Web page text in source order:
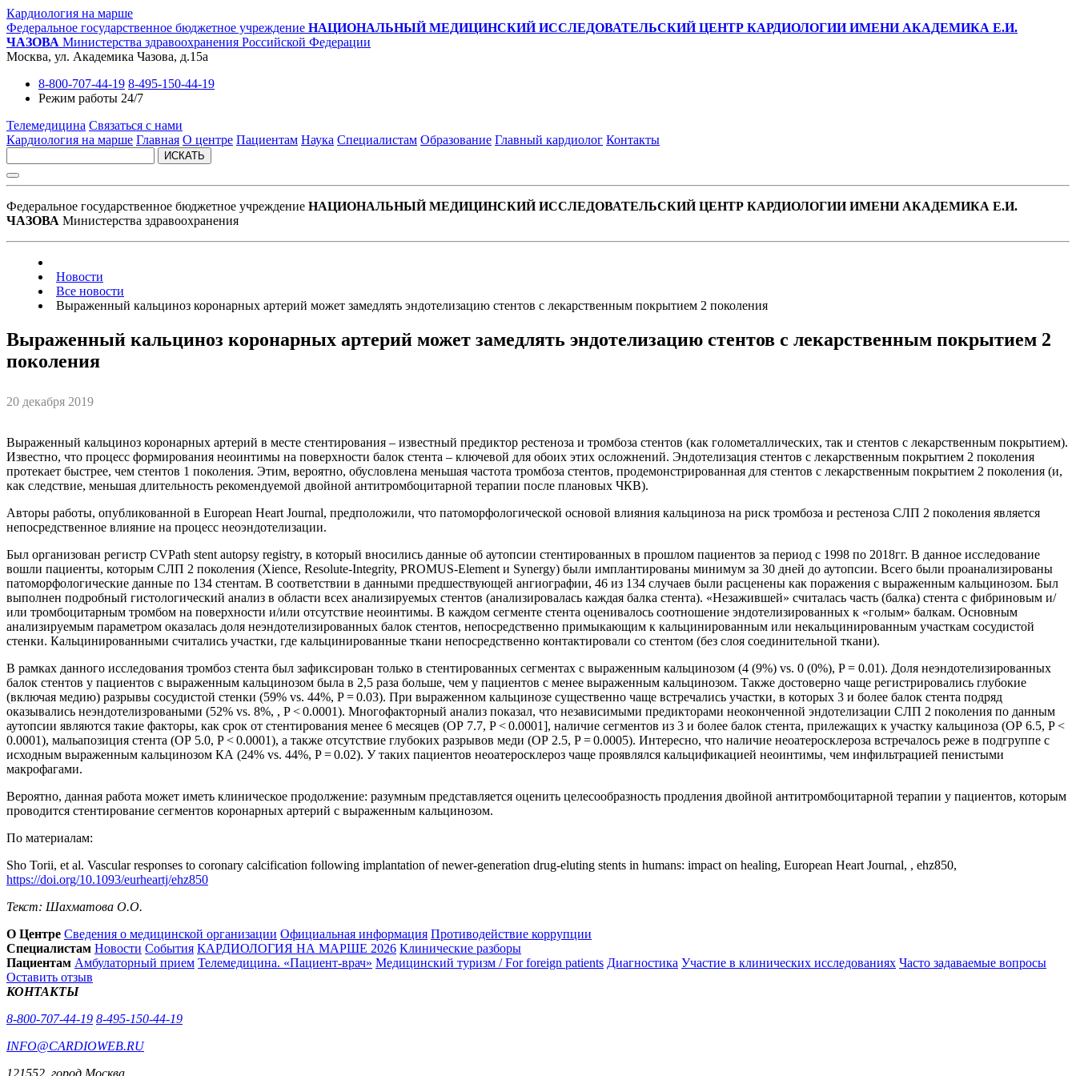
Кардиология на марше
Федеральное государственное бюджетное учреждение НАЦИОНАЛЬНЫЙ МЕДИЦИНСКИЙ ИССЛЕДОВАТЕЛЬСКИЙ ЦЕНТР КАРДИОЛОГИИ ИМЕНИ АКАДЕМИКА Е.И.
ЧАЗОВА Министерства здравоохранения Российской Федерации
Москва, ул. Академика Чазова, д.15а
8-800-707-44-19 8-495-150-44-19
Режим работы 24/7
Телемедицина Связаться с нами
Кардиология на марше Главная О центре Пациентам Наука Специалистам Образование Главный кардиолог Контакты
ИСКАТЬ
Федеральное государственное бюджетное учреждение НАЦИОНАЛЬНЫЙ МЕДИЦИНСКИЙ ИССЛЕДОВАТЕЛЬСКИЙ ЦЕНТР КАРДИОЛОГИИ ИМЕНИ АКАДЕМИКА Е.И.
ЧАЗОВА Министерства здравоохранения
Новости
Все новости
Выраженный кальциноз коронарных артерий может замедлять эндотелизацию стентов с лекарственным покрытием 2 поколения
Выраженный кальциноз коронарных артерий может замедлять эндотелизацию стентов с лекарственным покрытием 2
поколения
20 декабря 2019
Выраженный кальциноз коронарных артерий в месте стентирования – известный предиктор рестеноза и тромбоза стентов (как голометаллических, так и стентов с лекарственным покрытием).
Известно, что процесс формирования неоинтимы на поверхности балок стента – ключевой для обоих этих осложнений. Эндотелизация стентов с лекарственным покрытием 2 поколения
протекает быстрее, чем стентов 1 поколения. Этим, вероятно, обусловлена меньшая частота тромбоза стентов, продемонстрированная для стентов с лекарственным покрытием 2 поколения (и,
как следствие, меньшая длительность рекомендуемой двойной антитромбоцитарной терапии после плановых ЧКВ).
Авторы работы, опубликованной в European Heart Journal, предположили, что патоморфологической основой влияния кальциноза на риск тромбоза и рестеноза СЛП 2 поколения является
непосредственное влияние на процесс неоэндотелизации.
Был организован регистр CVPath stent autopsy registry, в который вносились данные об аутопсии стентированных в прошлом пациентов за период с 1998 по 2018гг. В данное исследование
вошли пациенты, которым СЛП 2 поколения (Xience, Resolute-Integrity, PROMUS-Element и Synergy) были имплантированы минимум за 30 дней до аутопсии. Всего были проанализированы
патоморфологические данные по 134 стентам. В соответствии в данными предшествующей ангиографии, 46 из 134 случаев были расценены как поражения с выраженным кальцинозом. Был
выполнен подробный гистологический анализ в области всех анализируемых стентов (анализировалась каждая балка стента). «Незажившей» считалась часть (балка) стента с фибриновым и/
или тромбоцитарным тромбом на поверхности и/или отсутствие неоинтимы. В каждом сегменте стента оценивалось соотношение эндотелизированных к «голым» балкам. Основным
анализируемым параметром оказалась доля неэндотелизированных балок стентов, непосредственно примыкающим к кальцинированным или некальцинированным участкам сосудистой
стенки. Кальцинированными считались участки, где кальцинированные ткани непосредственно контактировали со стентом (без слоя соединительной ткани).
В рамках данного исследования тромбоз стента был зафиксирован только в стентированных сегментах с выраженным кальцинозом (4 (9%) vs. 0 (0%), P = 0.01). Доля неэндотелизированных
балок стентов у пациентов с выраженным кальцинозом была в 2,5 раза больше, чем у пациентов с менее выраженным кальцинозом. Также достоверно чаще регистрировались глубокие
(включая медию) разрывы сосудистой стенки (59% vs. 44%, P = 0.03). При выраженном кальцинозе существенно чаще встречались участки, в которых 3 и более балок стента подряд
оказывались неэндотелизроваными (52% vs. 8%, , P < 0.0001). Многофакторный анализ показал, что независимыми предикторами неоконченной эндотелизации СЛП 2 поколения по данным
аутопсии являются такие факторы, как срок от стентирования менее 6 месяцев (ОР 7.7, P < 0.0001], наличие сегментов из 3 и более балок стента, прилежащих к участку кальциноза (ОР 6.5, P <
0.0001), мальапозиция стента (OР 5.0, P < 0.0001), а также отсутствие глубоких разрывов меди (OР 2.5, P = 0.0005). Интересно, что наличие неоатеросклероза встречалось реже в подгруппе с
исходным выраженным кальцинозом КА (24% vs. 44%, P = 0.02). У таких пациентов неоатеросклероз чаще проявлялся кальцификацией неоинтимы, чем инфильтрацией пенистыми
макрофагами.
Вероятно, данная работа может иметь клиническое продолжение: разумным представляется оценить целесообразность продления двойной антитромбоцитарной терапии у пациентов, которым
проводится стентирование сегментов коронарных артерий с выраженным кальцинозом.
По материалам:
Sho Torii, et al. Vascular responses to coronary calcification following implantation of newer-generation drug-eluting stents in humans: impact on healing, European Heart Journal, , ehz850,
https://doi.org/10.1093/eurheartj/ehz850
Текст: Шахматова О.О.
О Центре Сведения о медицинской организации Официальная информация Противодействие коррупции
Специалистам Новости События КАРДИОЛОГИЯ НА МАРШЕ 2026 Клинические разборы
Пациентам Амбулаторный прием Телемедицина. «Пациент-врач» Медицинский туризм / For foreign patients Диагностика Участие в клинических исследованиях Часто задаваемые вопросы
Оставить отзыв
КОНТАКТЫ
8-800-707-44-19 8-495-150-44-19
INFO@CARDIOWEB.RU
121552, город Москва